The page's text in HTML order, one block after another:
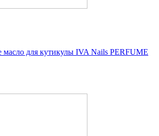
для кутикулы IVA Nails PERFUME